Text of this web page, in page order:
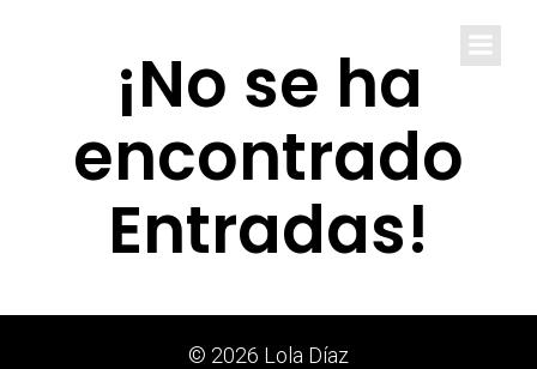
¡No se ha
encontrado
Entradas!
© 2026 Lola Díaz